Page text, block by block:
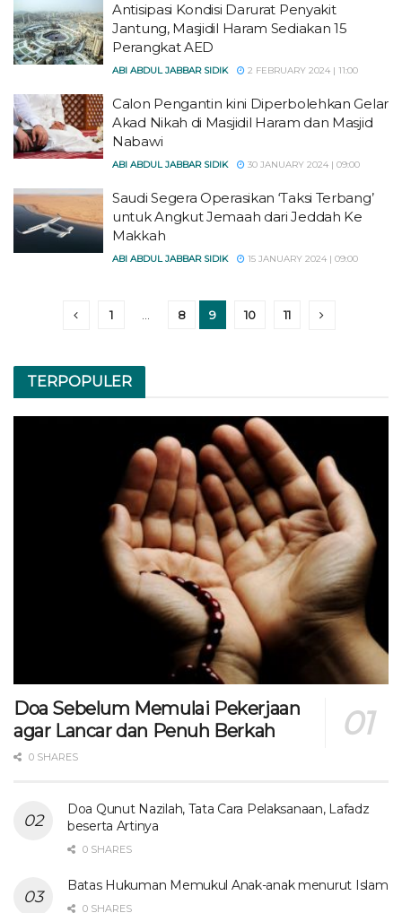
Antisipasi Kondisi Darurat Penyakit
Jantung, Masjidil Haram Sediakan 15
Perangkat AED
ABI ABDUL JABBAR SIDIK 2 FEBRUARY 2024 | 11:00
Calon Pengantin kini Diperbolehkan Gelar
Akad Nikah di Masjidil Haram dan Masjid
Nabawi
ABI ABDUL JABBAR SIDIK 30 JANUARY 2024 | 09:00
Saudi Segera Operasikan ‘Taksi Terbang’
untuk Angkut Jemaah dari Jeddah Ke
Makkah
ABI ABDUL JABBAR SIDIK 15 JANUARY 2024 | 09:00
1 8 9 10 11
TERPOPULER
Doa Sebelum Memulai Pekerjaan
agar Lancar dan Penuh Berkah
0 SHARES
Doa Qunut Nazilah, Tata Cara Pelaksanaan, Lafadz
beserta Artinya
0 SHARES
Batas Hukuman Memukul Anak-anak menurut Islam
0 SHARES